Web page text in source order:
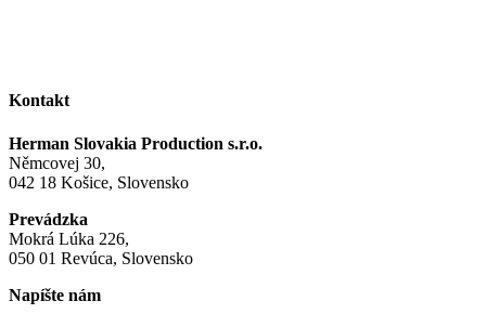
Kontakt
Herman Slovakia Production s.r.o.
Němcovej 30,
042 18 Košice, Slovensko
Prevádzka
Mokrá Lúka 226,
050 01 Revúca, Slovensko
Napíšte nám